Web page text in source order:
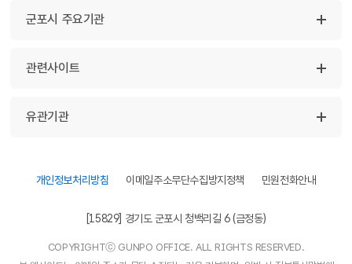
군포시 주요기관
관련사이트
유관기관
개인정보처리방침 이메일주소무단수집방지정책 민원전화안내
[15829] 경기도 군포시 청백리길 6 (금정동)
COPYRIGHTⓒ GUNPO OFFICE. ALL RIGHTS RESERVED.